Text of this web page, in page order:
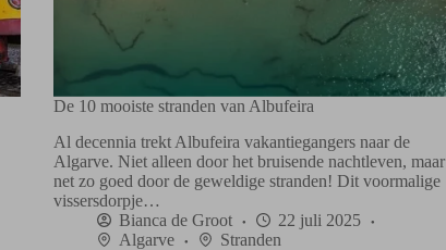
De 10 mooiste stranden van Albufeira
Al decennia trekt Albufeira vakantiegangers naar de
Algarve. Niet alleen door het bruisende nachtleven, maar
net zo goed door de geweldige stranden! Dit voormalige
vissersdorpje…
Bianca de Groot
22 juli 2025
Algarve
Stranden